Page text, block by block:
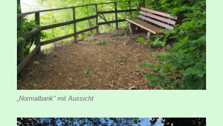
„Normalbank“ mit Aussicht